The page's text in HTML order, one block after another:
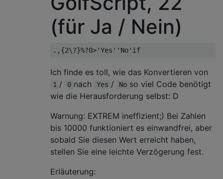
(für Ja / Nein)
Ich finde es toll, wie das Konvertieren von
1 / 0 nach Yes / No so viel Code benötigt
wie die Herausforderung selbst: D
Warnung: EXTREM ineffizient;) Bei Zahlen
bis 10000 funktioniert es einwandfrei, aber
sobald Sie diesen Wert erreicht haben,
stellen Sie eine leichte Verzögerung fest.
Erläuterung: